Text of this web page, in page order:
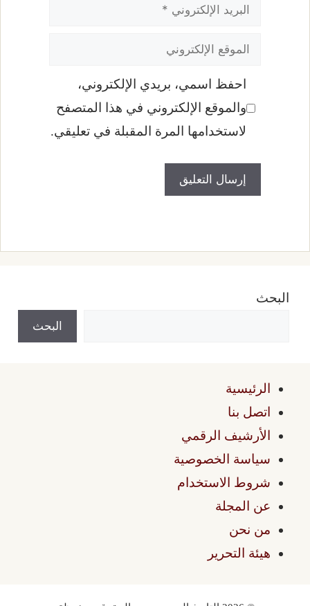
احفظ اسمي، بريدي الإلكتروني،
والموقع الإلكتروني في هذا المتصفح
لاستخدامها المرة المقبلة في تعليقي.
البحث
الرئيسية
اتصل بنا
الأرشيف الرقمي
سياسة الخصوصية
شروط الاستخدام
عن المجلة
من نحن
هيئة التحرير